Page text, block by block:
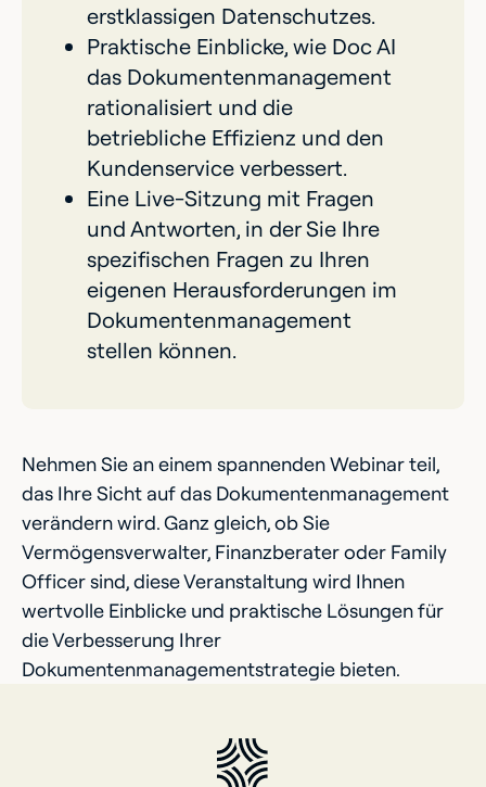
erstklassigen Datenschutzes.
Praktische Einblicke, wie Doc AI
das Dokumentenmanagement
rationalisiert und die
betriebliche Effizienz und den
Kundenservice verbessert.
Eine Live-Sitzung mit Fragen
und Antworten, in der Sie Ihre
spezifischen Fragen zu Ihren
eigenen Herausforderungen im
Dokumentenmanagement
stellen können.
Nehmen Sie an einem spannenden Webinar teil,
das Ihre Sicht auf das Dokumentenmanagement
verändern wird. Ganz gleich, ob Sie
Vermögensverwalter, Finanzberater oder Family
Officer sind, diese Veranstaltung wird Ihnen
wertvolle Einblicke und praktische Lösungen für
die Verbesserung Ihrer
Dokumentenmanagementstrategie bieten.